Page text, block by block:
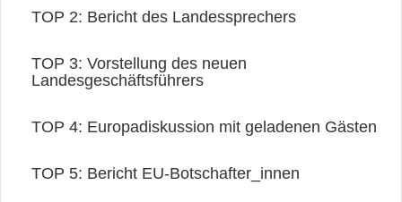
TOP 2: Bericht des Landessprechers
TOP 3: Vorstellung des neuen
Landesgeschäftsführers
TOP 4: Europadiskussion mit geladenen Gästen
TOP 5: Bericht EU-Botschafter_innen